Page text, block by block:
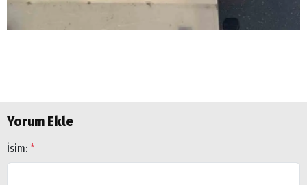
Yorum Ekle
İsim: *